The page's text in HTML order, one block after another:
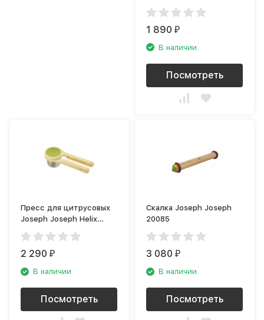
1 890₽
В наличии
Посмотреть
Пресс для цитрусовых
Joseph Joseph Helix
20101
2 290₽
В наличии
Посмотреть
Скалка Joseph Joseph
20085
3 080₽
В наличии
Посмотреть